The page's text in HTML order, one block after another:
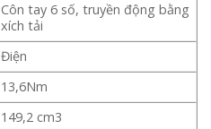
Côn tay 6 số, truyền động bằng
xích tải
Điện
13,6Nm
149,2 cm3